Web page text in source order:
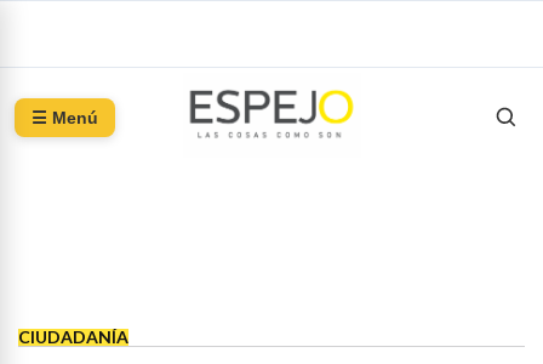
☰ Menú
CIUDADANÍA